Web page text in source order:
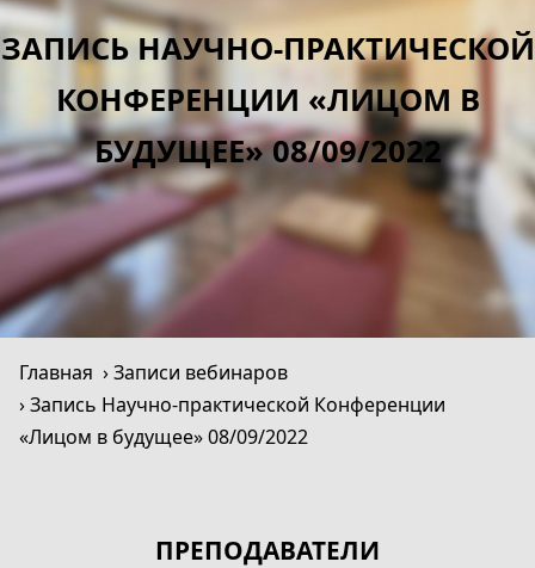
ЗАПИСЬ НАУЧНО-ПРАКТИЧЕСКОЙ
КОНФЕРЕНЦИИ «ЛИЦОМ В
БУДУЩЕЕ» 08/09/2022
Главная
Записи вебинаров
Запись Научно-практической Конференции
«Лицом в будущее» 08/09/2022
ПРЕПОДАВАТЕЛИ